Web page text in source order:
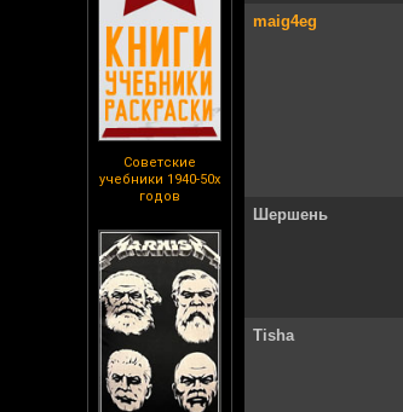
Советские
учебники 1940-50х
годов
maig4eg
Шершень
Tisha